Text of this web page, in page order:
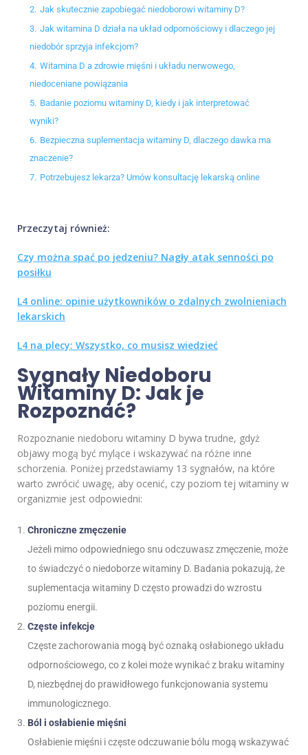
2. Jak skutecznie zapobiegać niedoborowi witaminy D?
3. Jak witamina D działa na układ odpornościowy i dlaczego jej
niedobór sprzyja infekcjom?
4. Witamina D a zdrowie mięśni i układu nerwowego,
niedoceniane powiązania
5. Badanie poziomu witaminy D, kiedy i jak interpretować
wyniki?
6. Bezpieczna suplementacja witaminy D, dlaczego dawka ma
znaczenie?
7. Potrzebujesz lekarza? Umów konsultację lekarską online
Przeczytaj również:
Czy można spać po jedzeniu? Nagły atak senności po
posiłku
L4 online: opinie użytkowników o zdalnych zwolnieniach
lekarskich
L4 na plecy: Wszystko, co musisz wiedzieć
Sygnały Niedoboru
Witaminy D: Jak je
Rozpoznać?
Rozpoznanie niedoboru witaminy D bywa trudne, gdyż
objawy mogą być mylące i wskazywać na różne inne
schorzenia. Poniżej przedstawiamy 13 sygnałów, na które
warto zwrócić uwagę, aby ocenić, czy poziom tej witaminy w
organizmie jest odpowiedni:
Chroniczne zmęczenie
Jeżeli mimo odpowiedniego snu odczuwasz zmęczenie, może
to świadczyć o niedoborze witaminy D. Badania pokazują, że
suplementacja witaminy D często prowadzi do wzrostu
poziomu energii.
Częste infekcje
Częste zachorowania mogą być oznaką osłabionego układu
odpornościowego, co z kolei może wynikać z braku witaminy
D, niezbędnej do prawidłowego funkcjonowania systemu
immunologicznego.
Ból i osłabienie mięśni
Osłabienie mięśni i częste odczuwanie bólu mogą wskazywać